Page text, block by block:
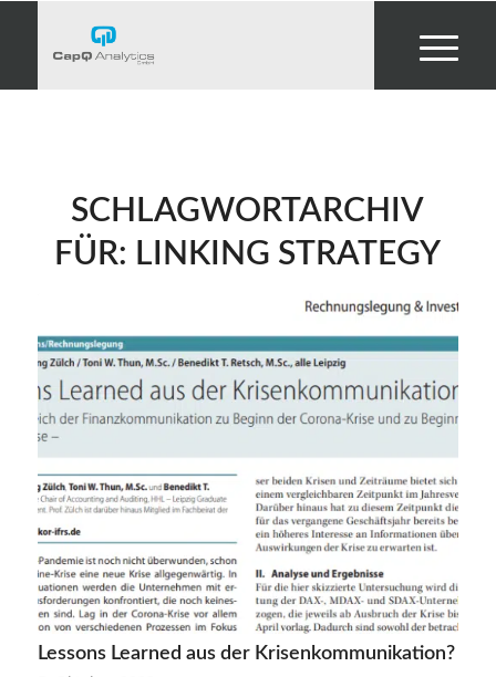
SCHLAGWORTARCHIV
FÜR: LINKING STRATEGY
Lessons Learned aus der Krisenkommunikation?